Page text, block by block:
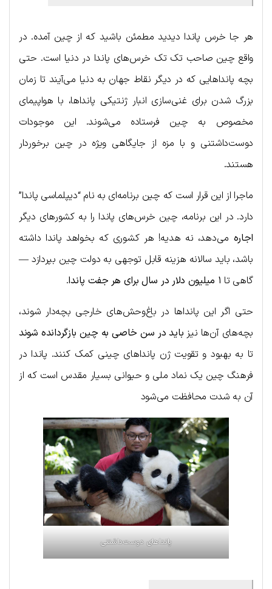
هر جا خرس پاندا دیدید مطمئن باشید که از چین آمده. در
واقع چین صاحب تک تک خرس‌های پاندا در دنیا است. حتی
بچه پانداهایی که در دیگر نقاط جهان به دنیا می‌آیند تا زمان
بزرگ شدن برای غنی‌سازی انبار ژنتیکی پانداها، با هواپیمای
مخصوص به چین فرستاده می‌شوند. این موجودات
دوست‌داشتنی و با مزه از جایگاهی ویژه در چین برخوردار
هستند.
ماجرا از این قرار است که چین برنامه‌ای به نام “دیپلماسی پاندا”
دارد. در این برنامه، چین خرس‌های پاندا را به کشورهای دیگر
اجاره می‌دهد، نه هدیه! هر کشوری که بخواهد پاندا داشته
باشد، باید سالانه هزینه قابل توجهی به دولت چین بپردازد —
گاهی تا ۱ میلیون دلار در سال برای هر جفت پاندا .
حتی اگر این پانداها در باغ‌وحش‌های خارجی بچه‌دار شوند،
بچه‌های آن‌ها نیز باید در سن خاصی به چین بازگردانده شوند
تا به بهبود و تقویت ژن پانداهای چینی کمک کنند. پاندا در
فرهنگ چین یک نماد ملی و حیوانی بسیار مقدس است که از
آن به شدت محافظت می‌شود
پانداهای دوست‌داشتنی